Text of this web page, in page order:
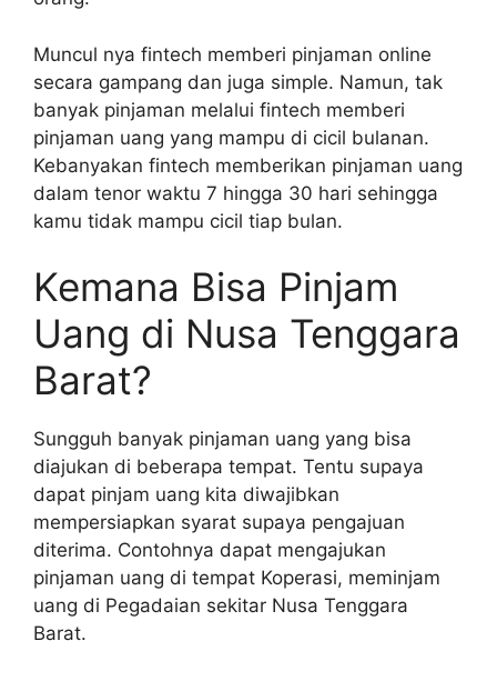
Muncul nya fintech memberi pinjaman online
secara gampang dan juga simple. Namun, tak
banyak pinjaman melalui fintech memberi
pinjaman uang yang mampu di cicil bulanan.
Kebanyakan fintech memberikan pinjaman uang
dalam tenor waktu 7 hingga 30 hari sehingga
kamu tidak mampu cicil tiap bulan.
Kemana Bisa Pinjam
Uang di Nusa Tenggara
Barat?
Sungguh banyak pinjaman uang yang bisa
diajukan di beberapa tempat. Tentu supaya
dapat pinjam uang kita diwajibkan
mempersiapkan syarat supaya pengajuan
diterima. Contohnya dapat mengajukan
pinjaman uang di tempat Koperasi, meminjam
uang di Pegadaian sekitar Nusa Tenggara
Barat.